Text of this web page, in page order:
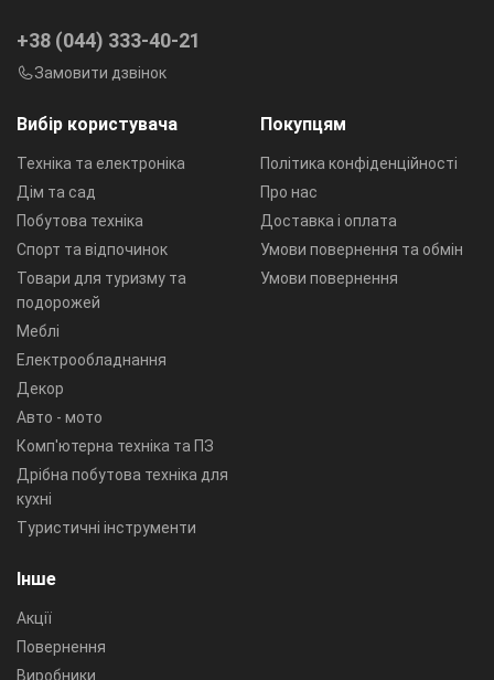
Вибір користувача
Техніка та електроніка
Дім та сад
Побутова техніка
Спорт та відпочинок
Товари для туризму та
подорожей
Меблі
Електрообладнання
Декор
Авто - мото
Комп'ютерна техніка та ПЗ
Дрібна побутова техніка для
кухні
Туристичні інструменти
Покупцям
Політика конфіденційності
Про нас
Доставка і оплата
Умови повернення та обмін
Умови повернення
Інше
Акції
Повернення
Виробники
+38 (044) 333-40-21
Замовити дзвінок